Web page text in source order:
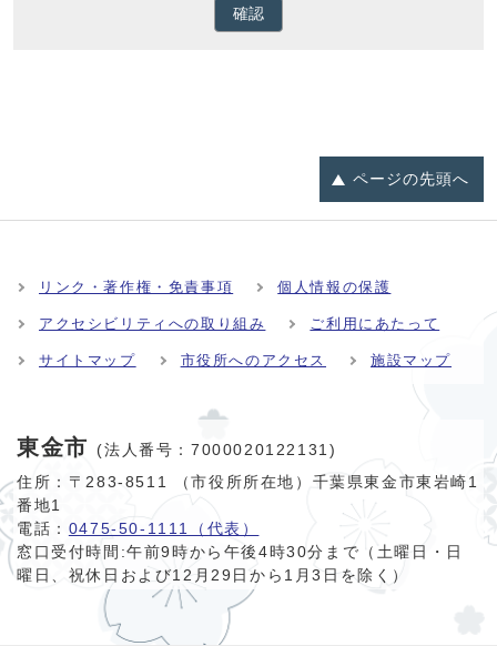
確認
ページの先頭へ
リンク・著作権・免責事項 個人情報の保護
アクセシビリティへの取り組み ご利用にあたって
サイトマップ 市役所へのアクセス 施設マップ
東金市
(法人番号：7000020122131)
住所：〒283-8511 （市役所所在地）千葉県東金市東岩崎1
番地1
電話： 0475-50-1111（代表）
窓口受付時間:午前9時から午後4時30分まで（土曜日・日
曜日、祝休日および12月29日から1月3日を除く）